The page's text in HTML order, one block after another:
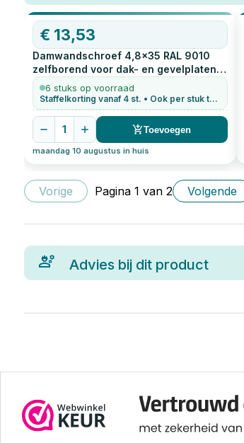
€ 13,53
Damwandschroef 4,8x35 RAL 9010
zelfborend voor dak- en gevelplaten
verzinkt
6 stuks op voorraad
Staffelkorting vanaf 4 st. • Ook per stuk te bestellen
1 Toevoegen
maandag 10 augustus in huis
Vorige Pagina 1 van 2 Volgende
Advies bij dit product